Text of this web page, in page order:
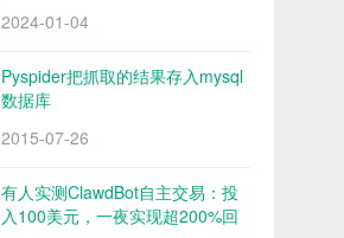
2024-01-04
Pyspider把抓取的结果存入mysql
数据库
2015-07-26
有人实测ClawdBot自主交易：投
入100美元，一夜实现超200%回